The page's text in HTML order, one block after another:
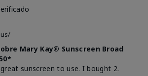
Mary Kay® Sunscreen Broad
great sunscreen to use. I bought 2.